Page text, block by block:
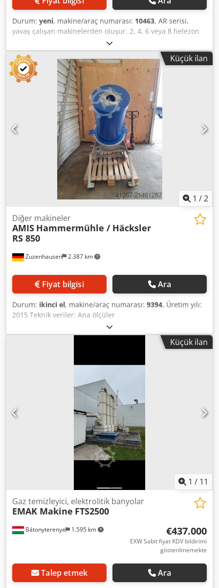
Durum: yeni, makine/araç numarası: 10463, AR serisi,
yavaş çalışan makinelerden oluşur. 2, 4, 6 veya 8 helezon
mili ile mevcuttur. Makineler, her bir helezon ünitesinin
şasiye bağımsız ve ayrı olarak monte edileceği şekilde
tasarlanmıştır. Helezonlu kırıcılar, kırılgan malzemelerin
(ahşap, kağıt, alçı, taş yünü vb.) parçalanması için
tasarlanmıştır. Makineler, cam, metal parçaları, taş gibi
yabancı maddelere karşı büyük ölçüde duyarsızdır.
Dcedpfx Abeyr Ti Iefsk AR serisi, örneğin PET şişe balyaları
için balya çözücü olarak kullanıma son derece uygundur.
Küçük ilan
1 /2
Zuzenhausen 2.387 km
Diğer makineler
AMIS Hammermühle / Häcksler
RS 850
Fiyat bilgisi Ara
Durum: ikinci el, makine/araç numarası: 9394, Üretim yılı:
2015 Teknik veriler: Ana ölçüler
(Uzunluk/Yükseklik/Genişlik): 1430/1730/780 mm Çıkış
açıklığı çapı: 102 mm Bıçak ve kesici sayısı: 3+1+9 Tahrik: 22
kW Dodpfxoyr Tlis Abfock Makinenin toplam ağırlığı:Küçük ilan
1 / 11
Bátonyterenye 1.595 km
Gaz temizleyici, elektrolitik banyolar
EMAK Makine FTS2500
€437.000
EXW Sabit fiyat KDV bildirimi
gösterilmemekte
Talep etmek Ara